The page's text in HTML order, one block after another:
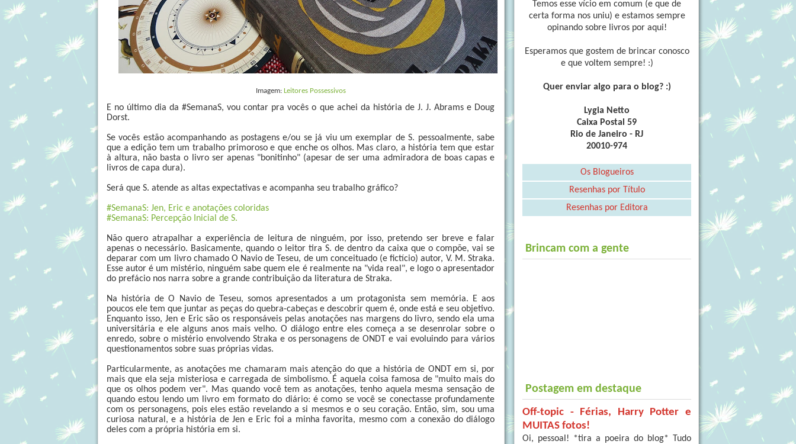
Imagem: Leitores Possessivos
E no último dia da #SemanaS, vou contar pra vocês o que achei da história de J. J. Abrams e Doug
Dorst.
Se vocês estão acompanhando as postagens e/ou se já viu um exemplar de S. pessoalmente, sabe
que a edição tem um trabalho primoroso e que enche os olhos. Mas claro, a história tem que estar
à altura, não basta o livro ser apenas "bonitinho" (apesar de ser uma admiradora de boas capas e
livros de capa dura).
Será que S. atende as altas expectativas e acompanha seu trabalho gráfico?
#SemanaS: Jen, Eric e anotações coloridas
#SemanaS: Percepção Inicial de S.
Não quero atrapalhar a experiência de leitura de ninguém, por isso, pretendo ser breve e falar
apenas o necessário. Basicamente, quando o leitor tira S. de dentro da caixa que o compõe, vai se
deparar com um livro chamado O Navio de Teseu, de um conceituado (e fictício) autor, V. M. Straka.
Esse autor é um mistério, ninguém sabe quem ele é realmente na "vida real", e logo o apresentador
do prefácio nos narra sobre a grande contribuição da literatura de Straka.
Na história de O Navio de Teseu, somos apresentados a um protagonista sem memória. E aos
poucos ele tem que juntar as peças do quebra-cabeças e descobrir quem é, onde está e seu objetivo.
Enquanto isso, Jen e Eric são os responsáveis pelas anotações nas margens do livro, sendo ela uma
universitária e ele alguns anos mais velho. O diálogo entre eles começa a se desenrolar sobre o
enredo, sobre o mistério envolvendo Straka e os personagens de ONDT e vai evoluindo para vários
questionamentos sobre suas próprias vidas.
Particularmente, as anotações me chamaram mais atenção do que a história de ONDT em si, por
mais que ela seja misteriosa e carregada de simbolismo. É aquela coisa famosa de "muito mais do
que os olhos podem ver". Mas quando você tem as anotações, tenho aquela mesma sensação de
quando estou lendo um livro em formato do diário: é como se você se conectasse profundamente
com os personagens, pois eles estão revelando a si mesmos e o seu coração. Então, sim, sou uma
curiosa natural, e a história de Jen e Eric foi a minha favorita, mesmo com a conexão do diálogo
deles com a própria história em si.
Temos esse vício em comum (e que de
certa forma nos uniu) e estamos sempre
opinando sobre livros por aqui!
Esperamos que gostem de brincar conosco
e que voltem sempre! :)
Quer enviar algo para o blog? :)
Lygia Netto
Caixa Postal 59
Rio de Janeiro - RJ
20010-974
Os Blogueiros
Resenhas por Título
Resenhas por Editora
Brincam com a gente
Postagem em destaque
Off-topic - Férias, Harry Potter e
MUITAS fotos!
Oi, pessoal! *tira a poeira do blog* Tudo